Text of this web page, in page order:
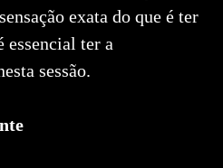
exata do que é ter
essencial ter a
sessão.